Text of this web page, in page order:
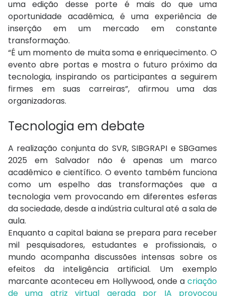
uma edição desse porte é mais do que uma
oportunidade acadêmica, é uma experiência de
inserção em um mercado em constante
transformação.
“É um momento de muita soma e enriquecimento. O
evento abre portas e mostra o futuro próximo da
tecnologia, inspirando os participantes a seguirem
firmes em suas carreiras”, afirmou uma das
organizadoras.
Tecnologia em debate
A realização conjunta do SVR, SIBGRAPI e SBGames
2025 em Salvador não é apenas um marco
acadêmico e científico. O evento também funciona
como um espelho das transformações que a
tecnologia vem provocando em diferentes esferas
da sociedade, desde a indústria cultural até a sala de
aula.
Enquanto a capital baiana se prepara para receber
mil pesquisadores, estudantes e profissionais, o
mundo acompanha discussões intensas sobre os
efeitos da inteligência artificial. Um exemplo
marcante aconteceu em Hollywood, onde a criação
de uma atriz virtual gerada por IA provocou